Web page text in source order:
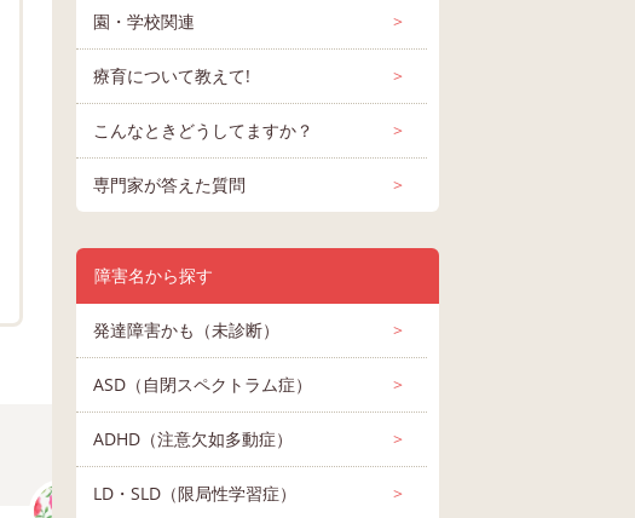
園・学校関連 >
療育について教えて! >
こんなときどうしてますか？ >
専門家が答えた質問 >
障害名から探す
発達障害かも（未診断） >
ASD（自閉スペクトラム症） >
ADHD（注意欠如多動症） >
LD・SLD（限局性学習症） >